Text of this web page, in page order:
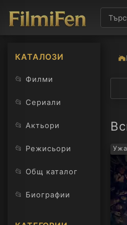
КАТАЛОЗИ
📂 Филми
📂 Сериали
📂 Актьори
📂 Режисьори
📂 Общ каталог
📂 Биографии